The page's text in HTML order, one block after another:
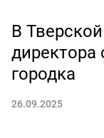
В
директора
городка
26.09.2025